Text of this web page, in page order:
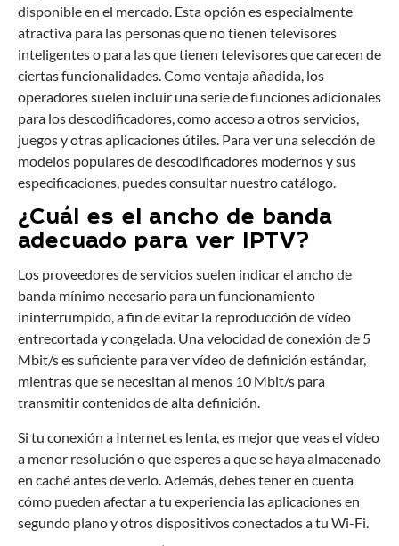
disponible en el mercado. Esta opción es especialmente
atractiva para las personas que no tienen televisores
inteligentes o para las que tienen televisores que carecen de
ciertas funcionalidades. Como ventaja añadida, los
operadores suelen incluir una serie de funciones adicionales
para los descodificadores, como acceso a otros servicios,
juegos y otras aplicaciones útiles. Para ver una selección de
modelos populares de descodificadores modernos y sus
especificaciones, puedes consultar nuestrocatálogo
¿Cuál es el ancho de banda
adecuado para ver IPTV?
Los proveedores de servicios suelen indicar el ancho de
banda mínimo necesario para un funcionamiento
ininterrumpido, a fin de evitar la reproducción de vídeo
entrecortada y congelada. Una velocidad de conexión de 5
Mbit/s es suficiente para ver vídeo de definición estándar,
mientras que se necesitan al menos 10 Mbit/s para
transmitir contenidos de alta definición.
Si tu conexión a Internet es lenta, es mejor que veas el vídeo
a menor resolución o que esperes a que se haya almacenado
en caché antes de verlo. Además, debes tener en cuenta
cómo pueden afectar a tu experiencia las aplicaciones en
segundo plano y otros dispositivos conectados a tu Wi-Fi.